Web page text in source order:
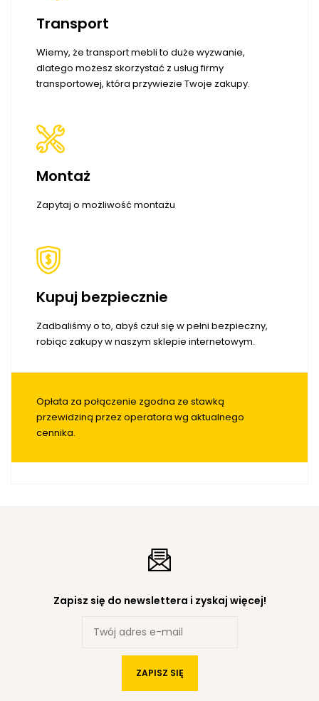
Transport
Wiemy, że transport mebli to duże wyzwanie,
dlatego możesz skorzystać z usług firmy
transportowej, która przywiezie Twoje zakupy.
Montaż
Zapytaj o możliwość montażu
Kupuj bezpiecznie
Zadbaliśmy o to, abyś czuł się w pełni bezpieczny,
robiąc zakupy w naszym sklepie internetowym.
Opłata za połączenie zgodna ze stawką
przewidziną przez operatora wg aktualnego
cennika.
Zapisz się do newslettera i zyskaj więcej!
ZAPISZ SIĘ